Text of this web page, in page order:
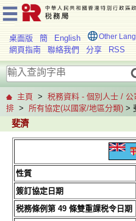
桌面版 簡 English Other
網頁指南 聯絡我們 分享 RSS
主頁 > 税務資料 - 個別人士 / 公
排 > 所有協定(以國家/地區分類) >
斐濟
性質
簽訂協定日期
税務條例第 49 條雙重課税令日期